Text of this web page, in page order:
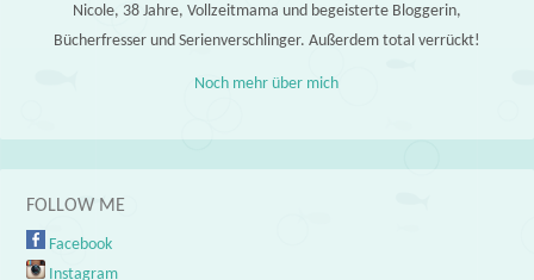
Nicole, 38 Jahre, Vollzeitmama und begeisterte Bloggerin,
Bücherfresser und Serienverschlinger. Außerdem total verrückt!
Noch mehr über mich
FOLLOW ME
Facebook
Instagram